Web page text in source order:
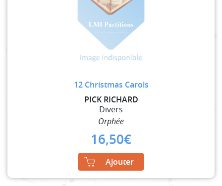
12 Christmas Carols
PICK RICHARD
Divers
Orphée
16,50€
Ajouter